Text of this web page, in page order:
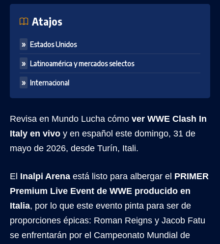
Atajos
Estados Unidos
Latinoamérica y mercados selectos
Internacional
Revisa en Mundo Lucha cómo ver WWE Clash In
Italy en vivo y en español este domingo, 31 de
mayo de 2026, desde Turín, Itali.
El Inalpi Arena está listo para albergar el PRIMER
Premium Live Event de WWE producido en
Italia, por lo que este evento pinta para ser de
proporciones épicas: Roman Reigns y Jacob Fatu
se enfrentarán por el Campeonato Mundial de